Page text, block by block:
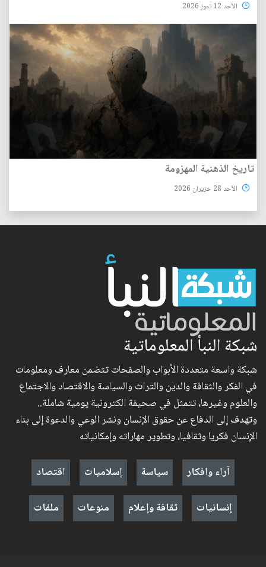
الأحد 12 تموز 2026
تاريخ الذهنية المهزومة
الأحد 28 حزيران 2026
شبكة النبأ المعلوماتية
شبكة واسعة متعددة الأبواب والصفحات تتضمن معارف ومعلومات
في الفكر والثقافة والدين والتراث والسياسة والاقتصاد والاجتماع
والعلوم وغيرها، تتمثل في صحيفة الكترونية يومية شاملة..
وتهدف إلى الدفاع عن حقوق الإنسان ونشر الوعي والدعوة إلى بناء
الإنسان فكريا وثقافيا، وتطوير مهاراته وإمكانياته
آراء وافكار
سياسة إسلاميات
اقتصاد
إنسانيات
ثقافة وإعلام منوعات ملفات